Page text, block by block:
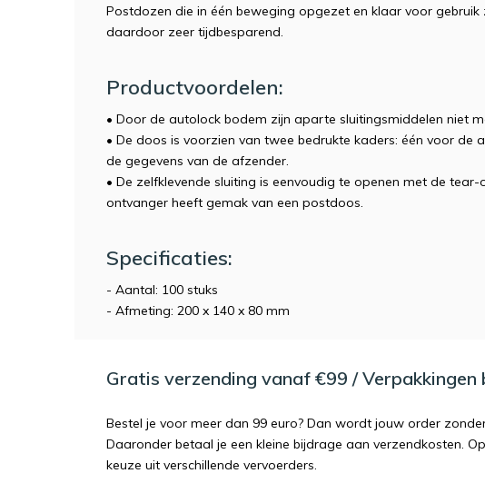
Postdozen die in één beweging opgezet en klaar voor gebruik
daardoor zeer tijdbesparend.
Productvoordelen:
• Door de autolock bodem zijn aparte sluitingsmiddelen niet
• De doos is voorzien van twee bedrukte kaders: één voor de
de gegevens van de afzender.
• De zelfklevende sluiting is eenvoudig te openen met de
ontvanger heeft gemak van een postdoos.
Specificaties:
- Aantal: 100 stuks
- Afmeting: 200 x 140 x 80 mm
Gratis verzending vanaf €99 / Verpakkingen
Bestel je voor meer dan 99 euro? Dan wordt jouw order
Daaronder betaal je een kleine bijdrage aan verzendkosten.
keuze uit verschillende vervoerders.